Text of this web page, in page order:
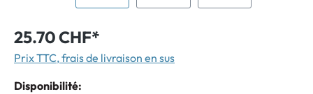
25.70 CHF*
Prix TTC, frais de livraison en sus
Disponibilité: